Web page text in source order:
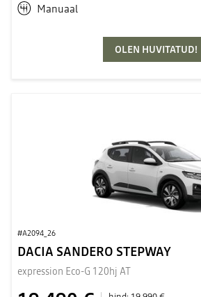
Manuaal
OLEN HUVITATUD!
#A2094_26
DACIA SANDERO STEPWAY
expression Eco-G 120hj AT